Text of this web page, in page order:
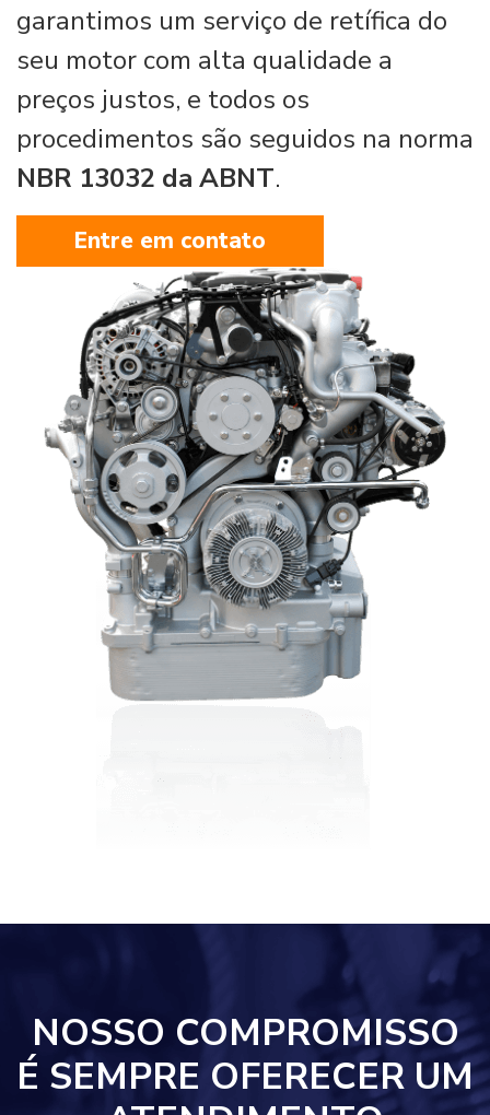
garantimos um serviço de retífica do
seu motor com alta qualidade a
preços justos, e todos os
procedimentos são seguidos na norma
NBR 13032 da ABNT.
Entre em contato
NOSSO COMPROMISSO
É SEMPRE OFERECER UM